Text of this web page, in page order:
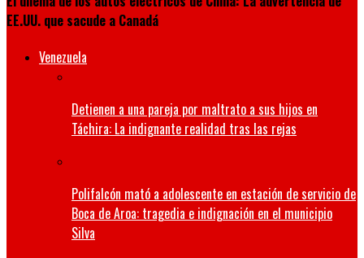
EE.UU. que sacude a Canadá
Venezuela
Detienen a una pareja por maltrato a sus hijos en
Táchira: La indignante realidad tras las rejas
Polifalcón mató a adolescente en estación de servicio de
Boca de Aroa: tragedia e indignación en el municipio
Silva